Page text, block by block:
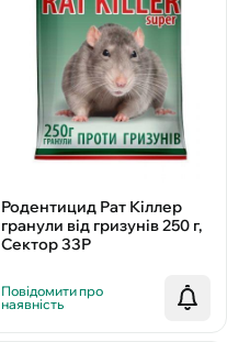
Родентицид Рат Кіллер
гранули від гризунів 250 г,
Сектор 33Р
Повідомити про
наявність